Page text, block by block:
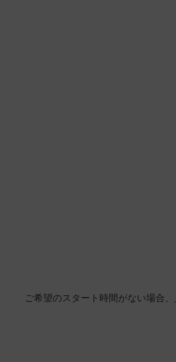
ご希望のスタート時間がない場合、